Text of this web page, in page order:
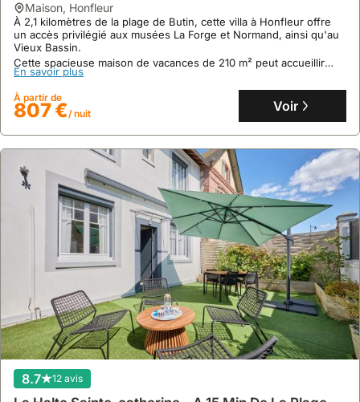
maison, Honfleur
À 2,1 kilomètres de la plage de Butin, cette villa à Honfleur offre
un accès privilégié aux musées La Forge et Normand, ainsi qu'au
Vieux Bassin.
Cette spacieuse maison de vacances de 210 m² peut accueillir
jusqu'à 11 personnes dans ses 4 chambres, et dispose d'une
En savoir plus
À partir de
807 €/ nuit Voir
8.7 12 avis